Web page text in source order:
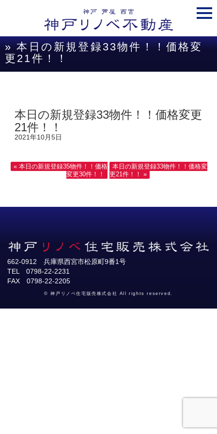
» 本日の新規登録33物件！！価格変
更21件！！
本日の新規登録33物件！！価格変更
21件！！
2021年10月5日
« 本日の新規登録35物件！！価格
変更30件！！
本日の新規登録33物件！！価格変
更21件！！ »
662-0912 兵庫県西宮市松原町9番1号
TEL 0798-22-2231
FAX 0798-22-2205
© 神戸リノベ住宅販売株式会社 All rights reserved.